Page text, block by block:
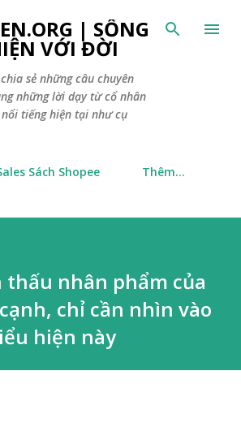
đến nội dung chính
| SỐNG
VỚI ĐỜI
sẻ những câu chuyên
những lời dạy từ cổ nhân
tiếng hiện tại như cụ
Sách Shopee Thêm…
nhân phẩm của
chỉ cần nhìn vào
hiện này